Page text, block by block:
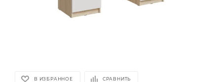
В ИЗБРАННОЕ СРАВНИТЬ